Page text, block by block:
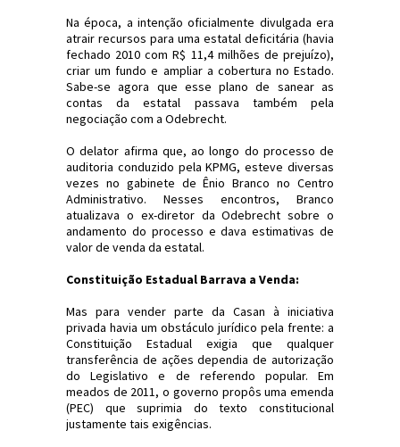
Na época, a intenção oficialmente divulgada era
atrair recursos para uma estatal deficitária (havia
fechado 2010 com R$ 11,4 milhões de prejuízo),
criar um fundo e ampliar a cobertura no Estado.
Sabe-se agora que esse plano de sanear as
contas da estatal passava também pela
negociação com a Odebrecht.
O delator afirma que, ao longo do processo de
auditoria conduzido pela KPMG, esteve diversas
vezes no gabinete de Ênio Branco no Centro
Administrativo. Nesses encontros, Branco
atualizava o ex-diretor da Odebrecht sobre o
andamento do processo e dava estimativas de
valor de venda da estatal.
Constituição Estadual Barrava a Venda:
Mas para vender parte da Casan à iniciativa
privada havia um obstáculo jurídico pela frente: a
Constituição Estadual exigia que qualquer
transferência de ações dependia de autorização
do Legislativo e de referendo popular. Em
meados de 2011, o governo propôs uma emenda
(PEC) que suprimia do texto constitucional
justamente tais exigências.